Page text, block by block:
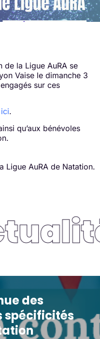
de la Ligue AuRA se
Vaise le dimanche 3
sur ces
ici.
qu’aux bénévoles
Ligue AuRA de Natation.
des
spécificités
des
spécificités